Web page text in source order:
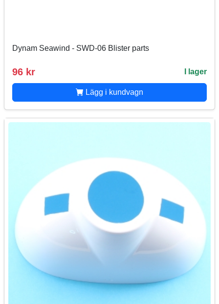
Dynam Seawind - SWD-06 Blister parts
96 kr I lager
Lägg i kundvagn